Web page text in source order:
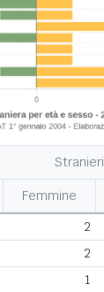
Stranieri
Femmine
2
2
1